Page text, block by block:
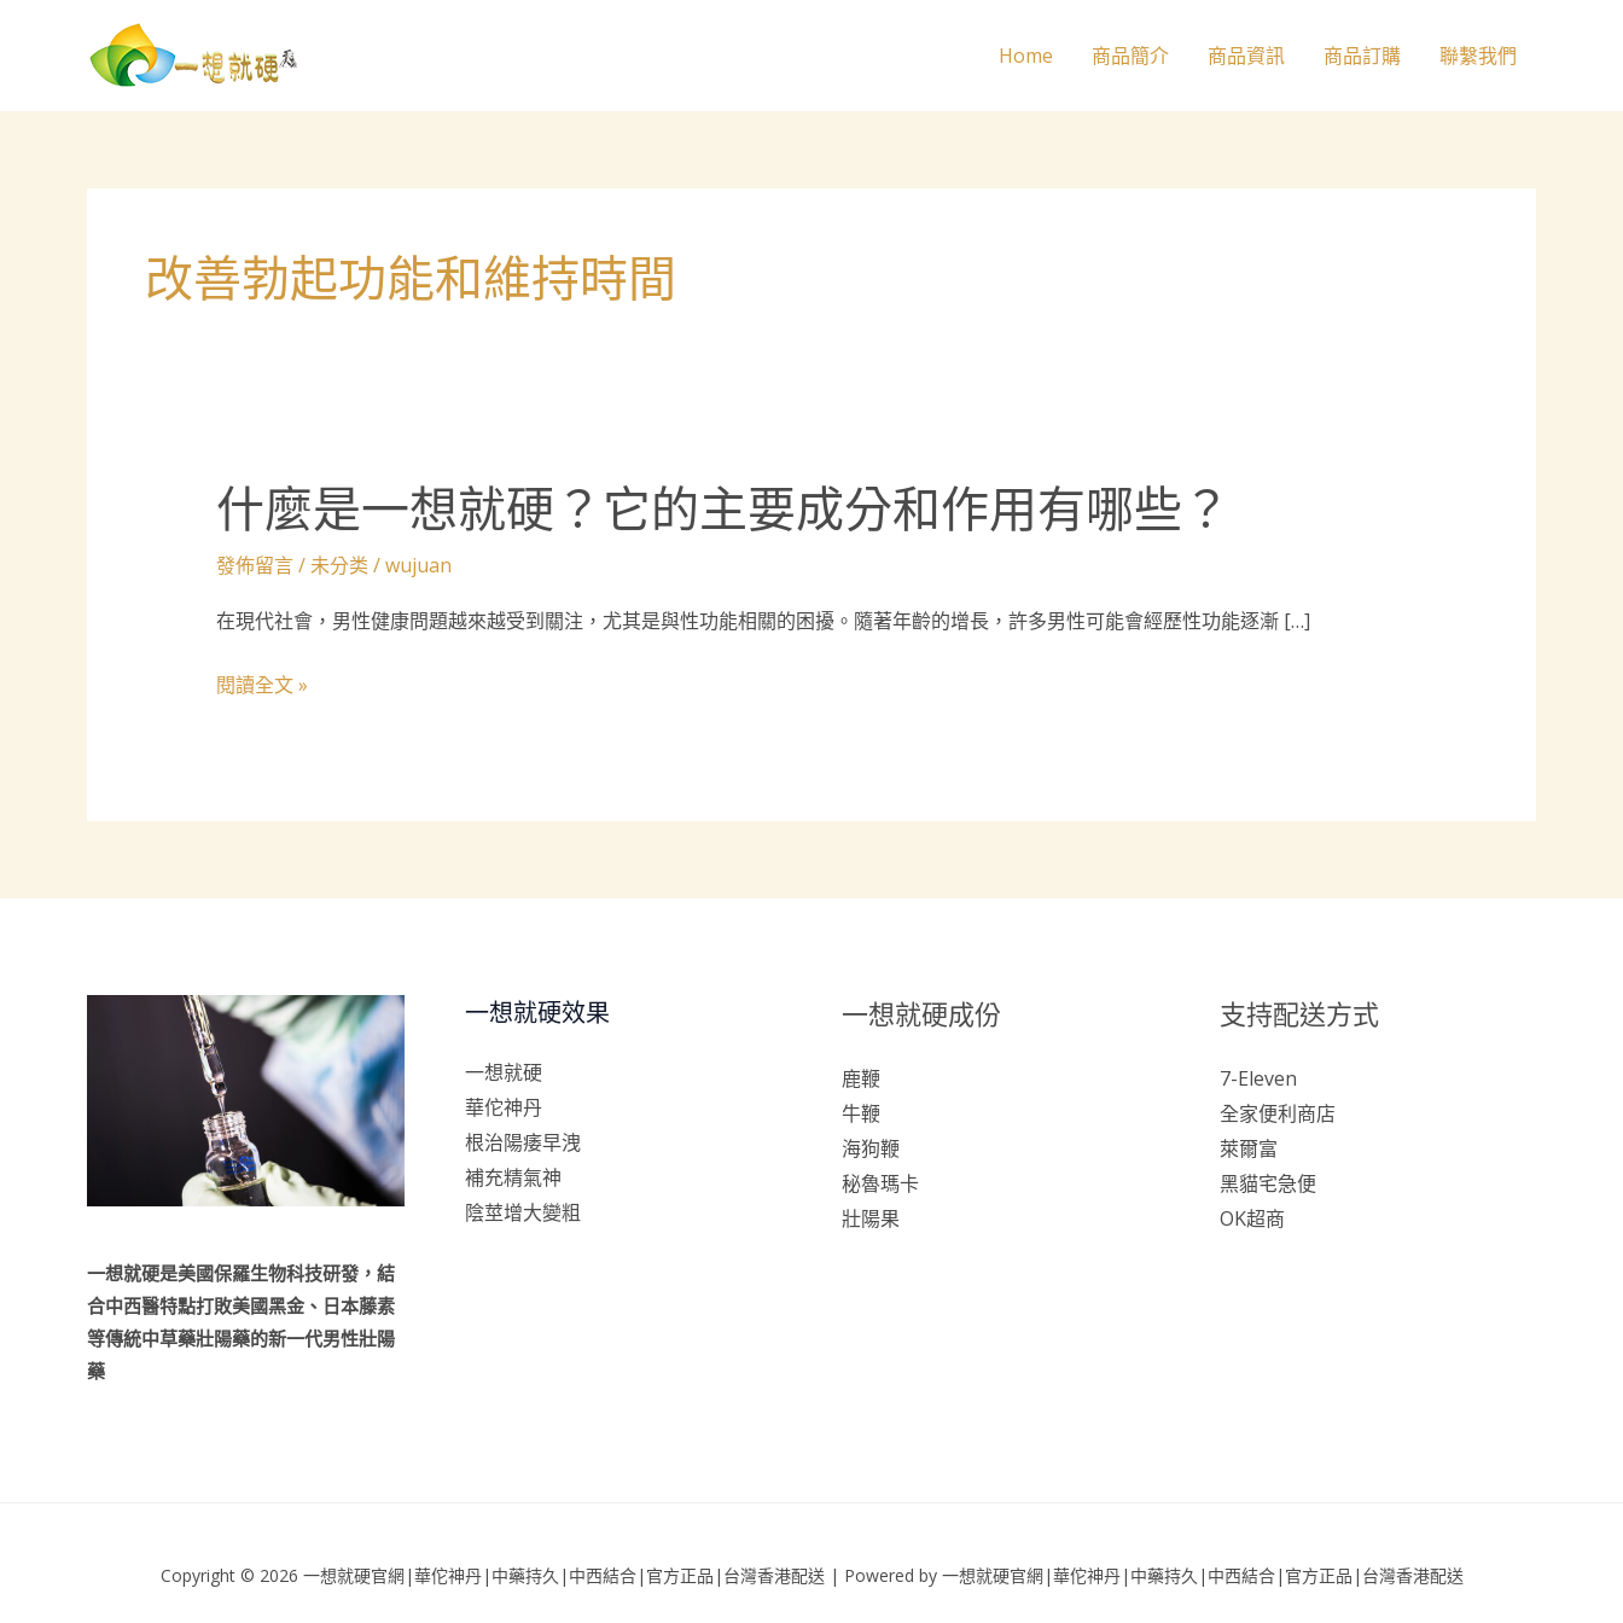
Home 商品簡介 商品資訊 商品訂購 聯繫我們
改善勃起功能和維持時間
什麼是一想就硬？它的主要成分和作用有哪些？
發佈留言/未分类/wujuan
在現代社會，男性健康問題越來越受到關注，尤其是與性功能相關的困擾。隨著年齡的增長，許多男性可能會經歷性功能逐漸 […]
什
麼
是
想
就
用
有
哪
些？
閱讀全文 »
一想就硬是美國保羅生物科技研發，結
合中西醫特點打敗美國黑金、日本藤素
等傳統中草藥壯陽藥的新一代男性壯陽
藥
一想就硬效果
一想就硬
華佗神丹
根治陽痿早洩
補充精氣神
陰莖增大變粗
一想就硬成份
鹿鞭
牛鞭
海狗鞭
秘魯瑪卡
壯陽果
支持配送方式
7-Eleven
全家便利商店
萊爾富
黑貓宅急便
OK超商
Copyright © 2026 一想就硬官網|華佗神丹|中藥持久|中西結合|官方正品|台灣香港配送 | Powered by 一想就硬官網|華佗神丹|中藥持久|中西結合|官方正品|台灣香港配送